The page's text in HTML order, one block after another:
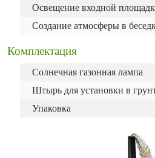
Освещение входной
Создание атмосферы в
Комплектация
Солнечная газонная лампа
Штырь для установки в
Упаковка